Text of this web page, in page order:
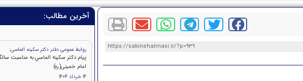
https://sakinehalmasi.ir/?p=939
آخرین مطالب:
روابط عمومی دفتر دکتر سکینه الماسی:
پيام دکتر سكينه الماسي به مناسبت
امام خمينی(ره)
14 خرداد 1404